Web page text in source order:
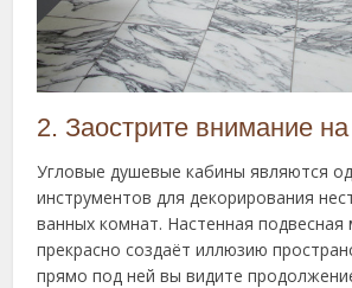
2. Заострите внимание на
Угловые душевые кабины являются
инструментов для декорирования
ванных комнат. Настенная
прекрасно создаёт иллюзию
прямо под ней вы видите